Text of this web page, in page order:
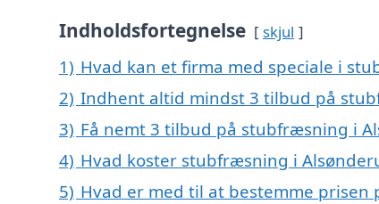
Indholdsfortegnelse skjul
1) Hvad kan et firma med speciale i
2) Indhent altid mindst 3 tilbud på
3) Få nemt 3 tilbud på stubfræsning i
4) Hvad koster stubfræsning i
5) Hvad er med til at bestemme